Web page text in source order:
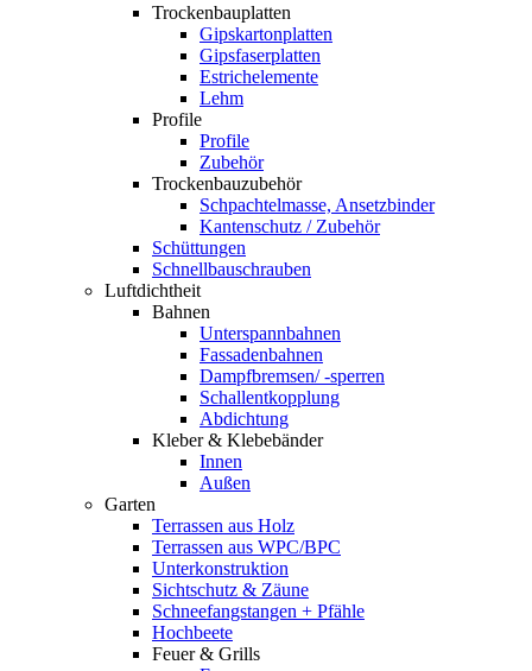
Trockenbauplatten
Gipskartonplatten
Gipsfaserplatten
Estrichelemente
Lehm
Profile
Profile
Zubehör
Trockenbauzubehör
Schpachtelmasse, Ansetzbinder
Kantenschutz / Zubehör
Schüttungen
Schnellbauschrauben
Luftdichtheit
Bahnen
Unterspannbahnen
Fassadenbahnen
Dampfbremsen/ -sperren
Schallentkopplung
Abdichtung
Kleber & Klebebänder
Innen
Außen
Garten
Terrassen aus Holz
Terrassen aus WPC/BPC
Unterkonstruktion
Sichtschutz & Zäune
Schneefangstangen + Pfähle
Hochbeete
Feuer & Grills